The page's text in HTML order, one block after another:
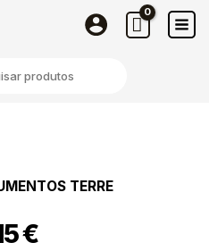
TERRE
€
Instrumentos
Terre